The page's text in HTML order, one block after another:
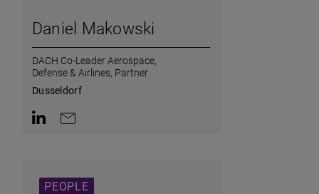
Daniel Makowski
DACH Co-Leader Aerospace,
Defense & Airlines, Partner
Dusseldorf
PEOPLE